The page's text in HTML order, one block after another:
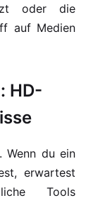
oder die
auf Medien
HD-
Wenn du ein
erwartest
Tools